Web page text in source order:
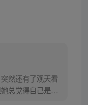
然还有了观天看
总觉得自己是又